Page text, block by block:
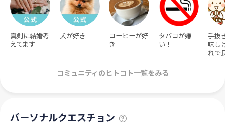
真剣に結婚考
えてます
犬が好き
コーヒーが好
き
タバコが嫌
い！
手抜
味し
れで
コミュニティのヒトコト一覧をみる
パーソナルクエスチョン